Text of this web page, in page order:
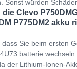
Sonst würden
Clevo
P775DM2 akku
dass Sie beim ersten
batterie
der Lithium-Ionen-